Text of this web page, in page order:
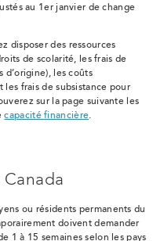
au 1er janvier de change
disposer des ressources
de scolarité, les frais de
d’origine), les coûts
les frais de subsistance pour
sur la page suivante les
capacité financière.
Canada
ou résidents permanents du
doivent demander
1 à 15 semaines selon les pays